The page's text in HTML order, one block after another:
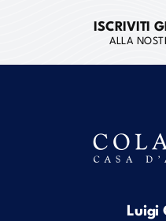
ISCRIVITI
ALLA
Luigi